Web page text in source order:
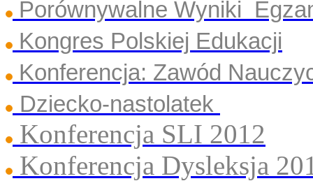
Porównywalne Wyniki
Kongres Polskiej Edukacji
Konferencja: Zawód
Dziecko-nastolatek
Konferencja SLI 2012
Konferencja Dysleksja